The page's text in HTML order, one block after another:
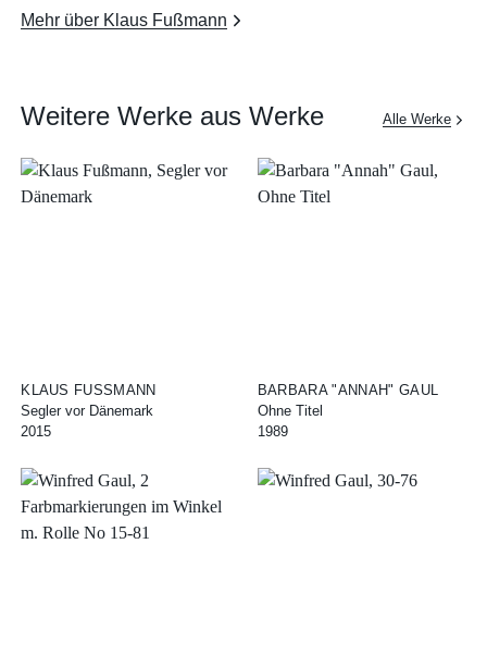
Mehr über Klaus Fußmann
Weitere Werke aus Werke Alle Werke
KLAUS FUSSMANN
Segler vor Dänemark
2015
BARBARA "ANNAH" GAUL
Ohne Titel
1989